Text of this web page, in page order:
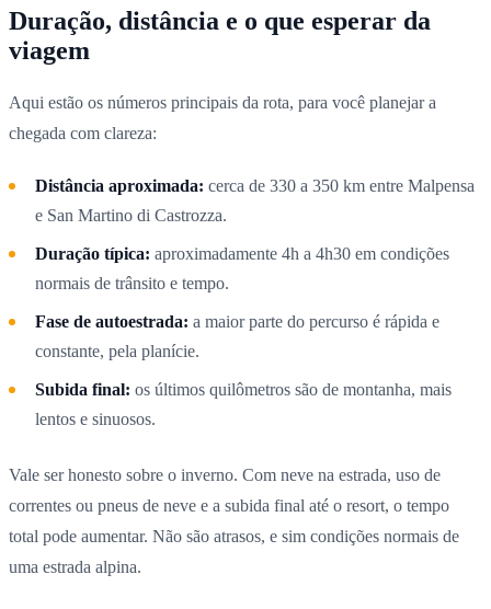
Duração, distância e o que esperar da
viagem
Aqui estão os números principais da rota, para você planejar a
chegada com clareza:
Distância aproximada: cerca de 330 a 350 km entre Malpensa
e San Martino di Castrozza.
Duração típica: aproximadamente 4h a 4h30 em condições
normais de trânsito e tempo.
Fase de autoestrada: a maior parte do percurso é rápida e
constante, pela planície.
Subida final: os últimos quilômetros são de montanha, mais
lentos e sinuosos.
Vale ser honesto sobre o inverno. Com neve na estrada, uso de
correntes ou pneus de neve e a subida final até o resort, o tempo
total pode aumentar. Não são atrasos, e sim condições normais de
uma estrada alpina.